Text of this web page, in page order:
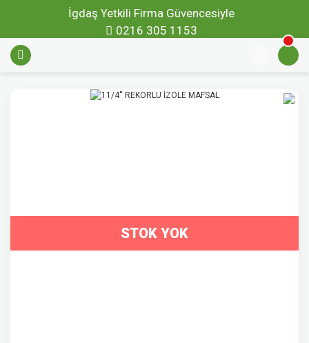
İgdaş Yetkili Firma Güvencesiyle
0216 305 1153
STOK YOK